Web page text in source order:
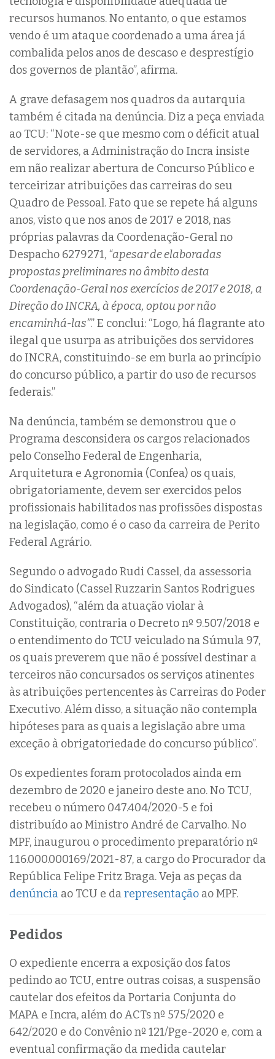
recursos humanos. No entanto, o que estamos
vendo é um ataque coordenado a uma área já
combalida pelos anos de descaso e desprestígio
dos governos de plantão”, afirma.
A grave defasagem nos quadros da autarquia
também é citada na denúncia. Diz a peça enviada
ao TCU: “Note-se que mesmo com o déficit atual
de servidores, a Administração do Incra insiste
em não realizar abertura de Concurso Público e
terceirizar atribuições das carreiras do seu
Quadro de Pessoal. Fato que se repete há alguns
anos, visto que nos anos de 2017 e 2018, nas
próprias palavras da Coordenação-Geral no
Despacho 6279271, “apesar de elaboradas
propostas preliminares no âmbito desta
Coordenação-Geral nos exercícios de 2017 e 2018, a
Direção do INCRA, à época, optou por não
encaminhá-las”.” E conclui: “Logo, há flagrante ato
ilegal que usurpa as atribuições dos servidores
do INCRA, constituindo-se em burla ao princípio
do concurso público, a partir do uso de recursos
federais.”
Na denúncia, também se demonstrou que o
Programa desconsidera os cargos relacionados
pelo Conselho Federal de Engenharia,
Arquitetura e Agronomia (Confea) os quais,
obrigatoriamente, devem ser exercidos pelos
profissionais habilitados nas profissões dispostas
na legislação, como é o caso da carreira de Perito
Federal Agrário.
Segundo o advogado Rudi Cassel, da assessoria
do Sindicato (Cassel Ruzzarin Santos Rodrigues
Advogados), “além da atuação violar à
Constituição, contraria o Decreto nº 9.507/2018 e
o entendimento do TCU veiculado na Súmula 97,
os quais preverem que não é possível destinar a
terceiros não concursados os serviços atinentes
às atribuições pertencentes às Carreiras do Poder
Executivo. Além disso, a situação não contempla
hipóteses para as quais a legislação abre uma
exceção à obrigatoriedade do concurso público”.
Os expedientes foram protocolados ainda em
dezembro de 2020 e janeiro deste ano. No TCU,
recebeu o número 047.404/2020-5 e foi
distribuído ao Ministro André de Carvalho. No
MPF, inaugurou o procedimento preparatório nº
1.16.000.000169/2021-87, a cargo do Procurador da
República Felipe Fritz Braga. Veja as peças da
denúncia ao TCU e darepresentação ao MPF.
Pedidos
O expediente encerra a exposição dos fatos
pedindo ao TCU, entre outras coisas, a suspensão
cautelar dos efeitos da Portaria Conjunta do
MAPA e Incra, além do ACTs nº 575/2020 e
642/2020 e do Convênio nº 121/Pge-2020 e, com a
eventual confirmação da medida cautelar